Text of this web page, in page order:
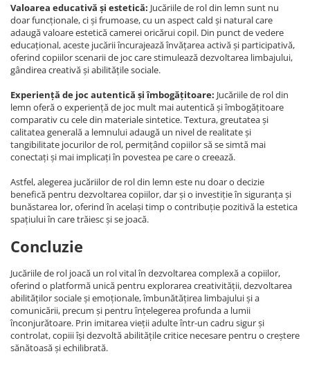
Valoarea educativă și estetică: Jucăriile de rol din lemn sunt nu
doar funcționale, ci și frumoase, cu un aspect cald și natural care
adaugă valoare estetică camerei oricărui copil. Din punct de vedere
educațional, aceste jucării încurajează învățarea activă și participativă,
oferind copiilor scenarii de joc care stimulează dezvoltarea limbajului,
gândirea creativă și abilitățile sociale.
Experiență de joc autentică și îmbogățitoare: Jucăriile de rol din
lemn oferă o experiență de joc mult mai autentică și îmbogățitoare
comparativ cu cele din materiale sintetice. Textura, greutatea și
calitatea generală a lemnului adaugă un nivel de realitate și
tangibilitate jocurilor de rol, permițând copiilor să se simtă mai
conectați și mai implicați în povestea pe care o creează.
Astfel, alegerea jucăriilor de rol din lemn este nu doar o decizie
benefică pentru dezvoltarea copiilor, dar și o investiție în siguranța și
bunăstarea lor, oferind în același timp o contribuție pozitivă la estetica
spațiului în care trăiesc și se joacă.
Concluzie
Jucăriile de rol joacă un rol vital în dezvoltarea complexă a copiilor,
oferind o platformă unică pentru explorarea creativității, dezvoltarea
abilităților sociale și emoționale, îmbunătățirea limbajului și a
comunicării, precum și pentru înțelegerea profunda a lumii
înconjurătoare. Prin imitarea vieții adulte într-un cadru sigur și
controlat, copiii își dezvoltă abilitățile critice necesare pentru o creștere
sănătoasă și echilibrată.